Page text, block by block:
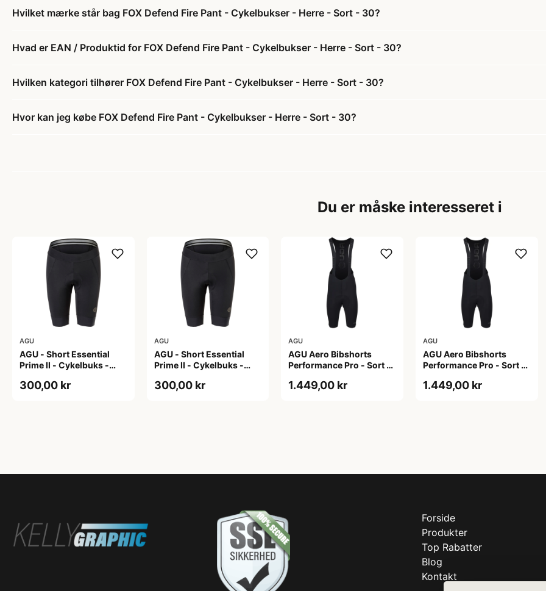
Hvilket mærke står bag FOX Defend Fire Pant - Cykelbukser - Herre - Sort - 30?
Hvad er EAN / Produktid for FOX Defend Fire Pant - Cykelbukser - Herre - Sort - 30?
Hvilken kategori tilhører FOX Defend Fire Pant - Cykelbukser - Herre - Sort - 30?
Hvor kan jeg købe FOX Defend Fire Pant - Cykelbukser - Herre - Sort - 30?
Du er måske interesseret i
AGU
AGU - Short Essential
Prime II - Cykelbuks -
300,00 kr
AGU
AGU - Short Essential
Prime II - Cykelbuks -
300,00 kr
AGU
AGU Aero Bibshorts
Performance Pro - Sort -
1.449,00 kr
AGU
AGU Aero Bibshorts
Performance Pro - Sort -
1.449,00 kr
Forside
Produkter
Top Rabatter
Blog
Kontakt